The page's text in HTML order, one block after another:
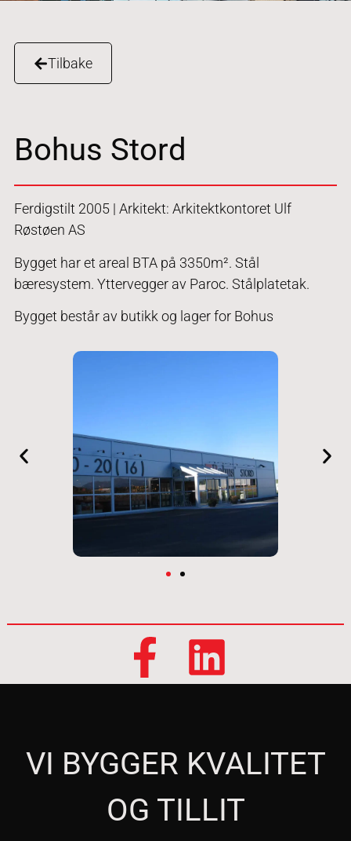
Tilbake
Bohus Stord
Ferdigstilt 2005 | Arkitekt: Arkitektkontoret Ulf
Røstøen AS
Bygget har et areal BTA på 3350m². Stål
bæresystem. Yttervegger av Paroc. Stålplatetak.
Bygget består av butikk og lager for Bohus
VI BYGGER KVALITET
OG TILLIT